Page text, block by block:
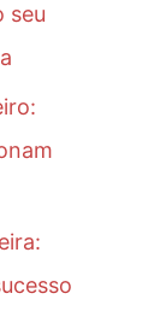
seu